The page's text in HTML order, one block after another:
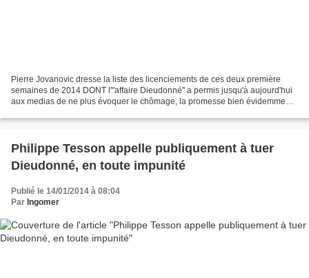
Pierre Jovanovic dresse la liste des licenciements de ces deux première
semaines de 2014 DONT l'"affaire Dieudonné" a permis jusqu'à aujourd'hui
aux medias de ne plus évoquer le chômage, la promesse bien évidemment
Philippe Tesson appelle publiquement à tuer
Dieudonné, en toute impunité
Publié le 14/01/2014 à 08:04
Par Ingomer